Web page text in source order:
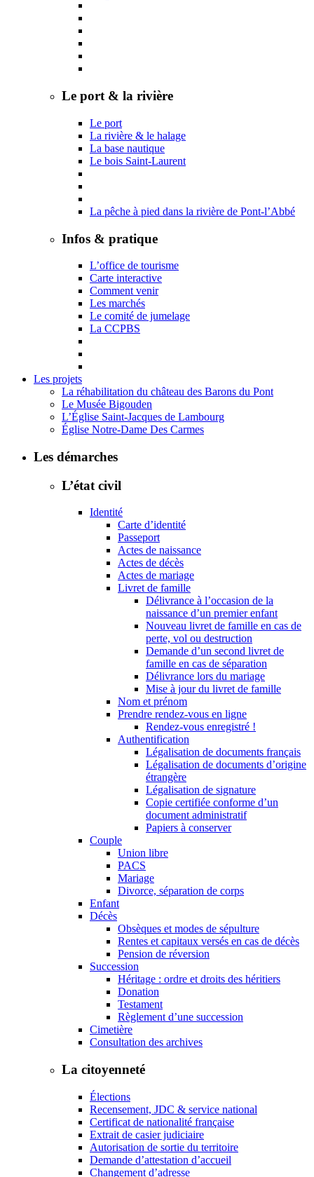
Le port & la rivière
Le port
La rivière & le halage
La base nautique
Le bois Saint-Laurent
La pêche à pied dans la rivière de Pont-l’Abbé
Infos & pratique
L’office de tourisme
Carte interactive
Comment venir
Les marchés
Le comité de jumelage
La CCPBS
Les projets
La réhabilitation du château des Barons du Pont
Le Musée Bigouden
L’Église Saint-Jacques de Lambourg
Église Notre-Dame Des Carmes
Les démarches
L’état civil
Identité
Carte d’identité
Passeport
Actes de naissance
Actes de décès
Actes de mariage
Livret de famille
Délivrance à l’occasion de la
naissance d’un premier enfant
Nouveau livret de famille en cas de
perte, vol ou destruction
Demande d’un second livret de
famille en cas de séparation
Délivrance lors du mariage
Mise à jour du livret de famille
Nom et prénom
Prendre rendez-vous en ligne
Rendez-vous enregistré !
Authentification
Légalisation de documents français
Légalisation de documents d’origine
étrangère
Légalisation de signature
Copie certifiée conforme d’un
document administratif
Papiers à conserver
Couple
Union libre
PACS
Mariage
Divorce, séparation de corps
Enfant
Décès
Obsèques et modes de sépulture
Rentes et capitaux versés en cas de décès
Pension de réversion
Succession
Héritage : ordre et droits des héritiers
Donation
Testament
Règlement d’une succession
Cimetière
Consultation des archives
La citoyenneté
Élections
Recensement, JDC & service national
Certificat de nationalité française
Extrait de casier judiciaire
Autorisation de sortie du territoire
Demande d’attestation d’accueil
Changement d’adresse